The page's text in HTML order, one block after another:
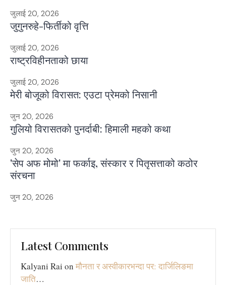
जुलाई 20, 2026
जुगुनरुहे-फिर्तीको वृत्ति
जुलाई 20, 2026
राष्ट्रविहीनताको छाया
जुलाई 20, 2026
मेरी बोजूको विरासत: एउटा प्रेमको निसानी
जुन 20, 2026
गुलियो विरासतको पुनर्दाबी: हिमाली महको कथा
जुन 20, 2026
'सेप अफ मोमो' मा फर्काइ, संस्कार र पितृसत्ताको कठोर
संरचना
जुन 20, 2026
Latest Comments
Kalyani Rai on मौनता र अस्वीकारभन्दा पर: दार्जिलिङमा
जाति…